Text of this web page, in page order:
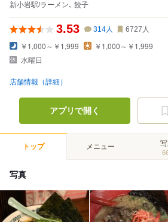
新小岩駅/ラーメン､ 餃子
3.53 314人 6727 人
￥1,000～￥1,999
￥1,000～￥1,999
水曜日
店舗情報（詳細）
アプリで開く
トップ メニュー
写真